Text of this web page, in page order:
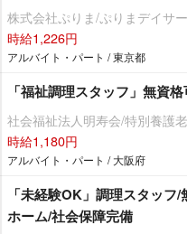
株式会社ぷりま/ぷりまデイサ
時給1,226円
アルバイト・パート / 東京都
「福祉調理スタッフ」無資
社会福祉法人明寿会/特別養護
時給1,180円
アルバイト・パート / 大阪府
「未経験OK」調理スタッ
ホーム/社会保障完備